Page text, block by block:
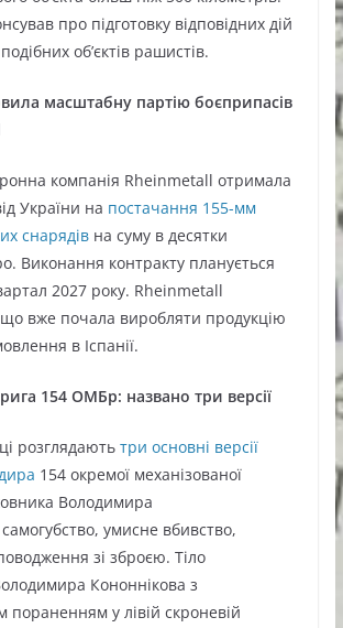
про підготовку відповідних дій
об’єктів рашистів.
масштабну партію боєприпасів
компанія Rheinmetall отримала
України на постачання 155-мм
снарядів на суму в десятки
Виконання контракту планується
2027 року. Rheinmetall
що вже почала виробляти продукцію
в Іспанії.
154 ОМБр: названо три версії
розглядають три основні версії
154 окремої механізованої
Володимира
умисне вбивство,
зі зброєю. Тіло
Кононнікова з
пораненням у лівій скроневій